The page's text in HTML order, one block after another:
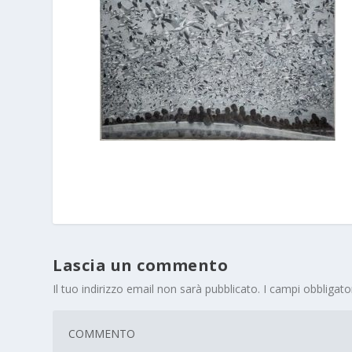
Lascia un commento
Il tuo indirizzo email non sarà pubblicato. I campi